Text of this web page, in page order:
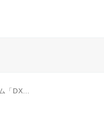
長のために～」